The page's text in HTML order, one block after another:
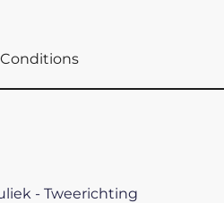
Conditions
- Tweerichting